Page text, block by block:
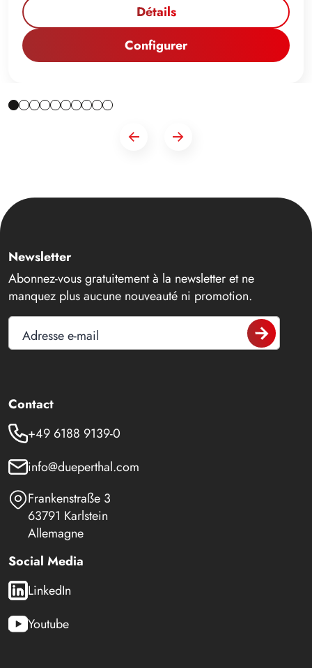
Détails
Configurer
Newsletter
Abonnez-vous gratuitement à la newsletter et ne
manquez plus aucune nouveauté ni promotion.
Adresse e-mail
Contact
+49 6188 9139-0
info@dueperthal.com
Frankenstraße 3
63791 Karlstein
Allemagne
Social Media
LinkedIn
Youtube